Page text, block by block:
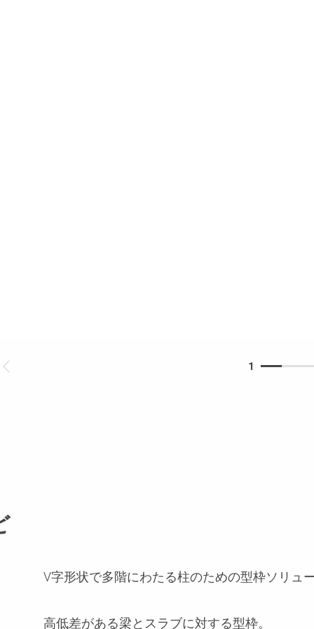
1
V字形状で多階にわたる柱のための型枠ソリュー
高低差がある梁とスラブに対する型枠。